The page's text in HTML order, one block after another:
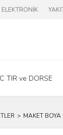
TIR ve DORSE
MAKET BOYA